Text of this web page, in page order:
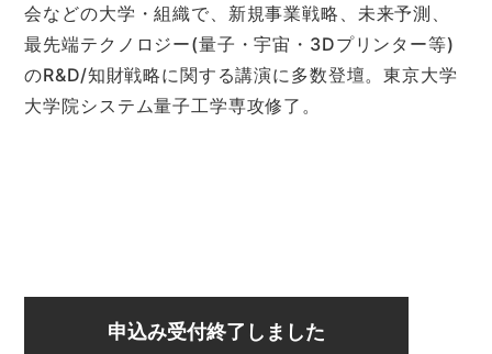
会などの大学・組織で、新規事業戦略、未来予測、
最先端テクノロジー(量子・宇宙・3Dプリンター等)
のR&D/知財戦略に関する講演に多数登壇。東京大学
大学院システム量子工学専攻修了。
申込み受付終了しました